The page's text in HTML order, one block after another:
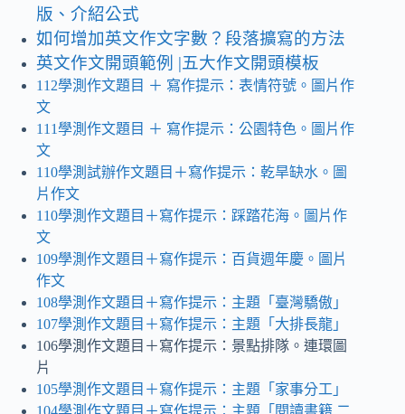
版、介紹公式
如何增加英文作文字數？段落擴寫的方法
英文作文開頭範例 |五大作文開頭模板
112學測作文題目 ＋ 寫作提示 ：表情符號。圖片作
文
111學測作文題目 ＋ 寫作提示：公園特色。圖片作
文
110學測試辦作文題目＋寫作提示：乾旱缺水 。 圖
片作文
110學測作文題目＋寫作提示：踩踏花海。圖片作
文
109學測作文題目＋寫作提示：百貨週年慶 。 圖片
作文
108學測作文題目＋寫作提示：主題「臺灣驕傲」
107學測作文題目＋寫作提示：主題「大排長龍」
106學測作文題目＋寫作提示：景點排隊。連環圖
片
105學測作文題目＋寫作提示：主題「家事分工」
104學測作文題目＋寫作提示：主題「閱讀書籍 二